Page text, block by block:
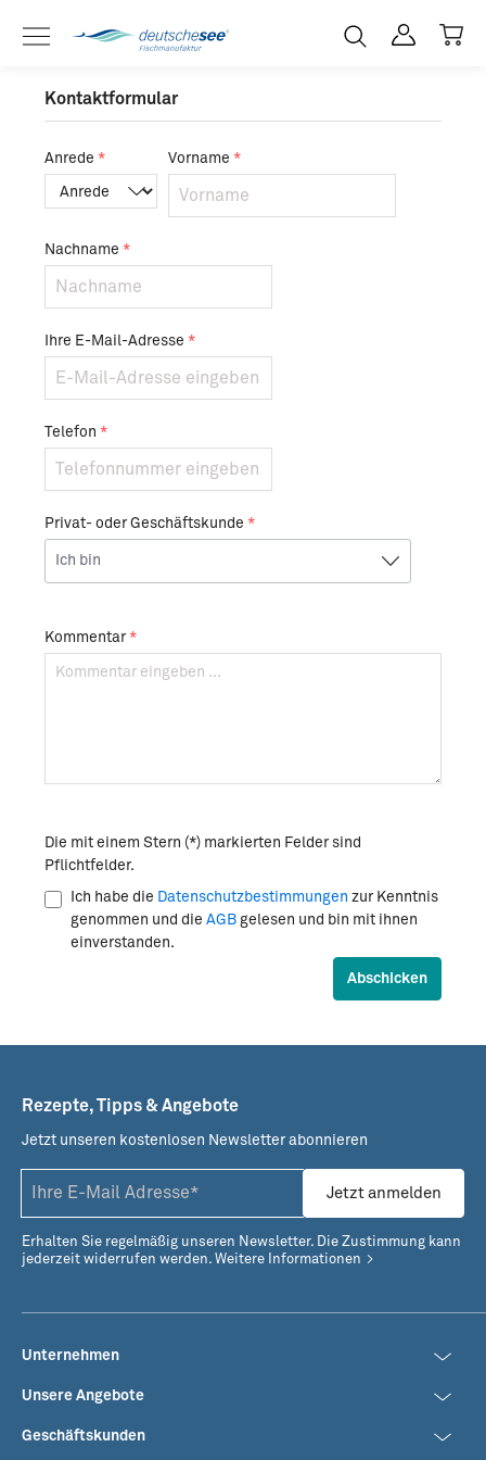
Kontaktformular
Anrede * Vorname *
Nachname *
Ihre E-Mail-Adresse *
Telefon *
Privat- oder Geschäftskunde *
Kommentar *
Die mit einem Stern (*) markierten Felder sind
Pflichtfelder.
Ich habe die Datenschutzbestimmungen zur Kenntnis
genommen und die AGB gelesen und bin mit ihnen
einverstanden.
Abschicken
Unternehmen
Unsere Angebote
Geschäftskunden
Rezepte, Tipps & Angebote
Jetzt unseren kostenlosen Newsletter abonnieren
Jetzt anmelden
Erhalten Sie regelmäßig unseren Newsletter. Die Zustimmung kann
jederzeit widerrufen werden. Weitere Informationen